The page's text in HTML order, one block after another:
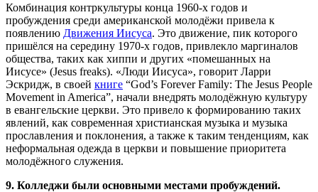
Комбинация контркультуры конца 1960-х годов и
пробуждения среди американской молодёжи привела к
появлению Движения Иисуса. Это движение, пик которого
пришёлся на середину 1970-х годов, привлекло маргиналов
общества, таких как хиппи и других «помешанных на
Иисусе» (Jesus freaks). «Люди Иисуса», говорит Ларри
Эскридж, в своей книге “God’s Forever Family: The Jesus People
Movement in America”, начали внедрять молодёжную культуру
в евангельские церкви. Это привело к формированию таких
явлений, как современная христианская музыка и музыка
прославления и поклонения, а также к таким тенденциям, как
неформальная одежда в церкви и повышение приоритета
молодёжного служения.
9. Колледжи были основными местами пробуждений.